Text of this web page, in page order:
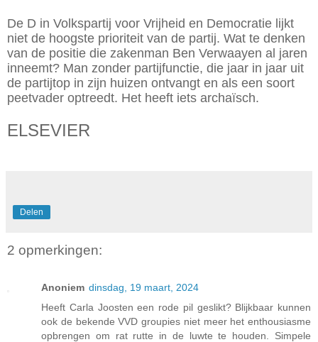
De D in Volkspartij voor Vrijheid en Democratie lijkt
niet de hoogste prioriteit van de partij. Wat te denken
van de ­positie die zakenman Ben Verwaayen al jaren
inneemt? Man zonder partijfunctie, die jaar in jaar uit
de partijtop in zijn huizen ontvangt en als een soort
peetvader optreedt. Het heeft iets archaïsch.
ELSEVIER
Delen
2 opmerkingen:
Anoniem dinsdag, 19 maart, 2024
Heeft Carla Joosten een rode pil geslikt? Blijkbaar kunnen
ook de bekende VVD groupies niet meer het enthousiasme
opbrengen om rat rutte in de luwte te houden. Simpele